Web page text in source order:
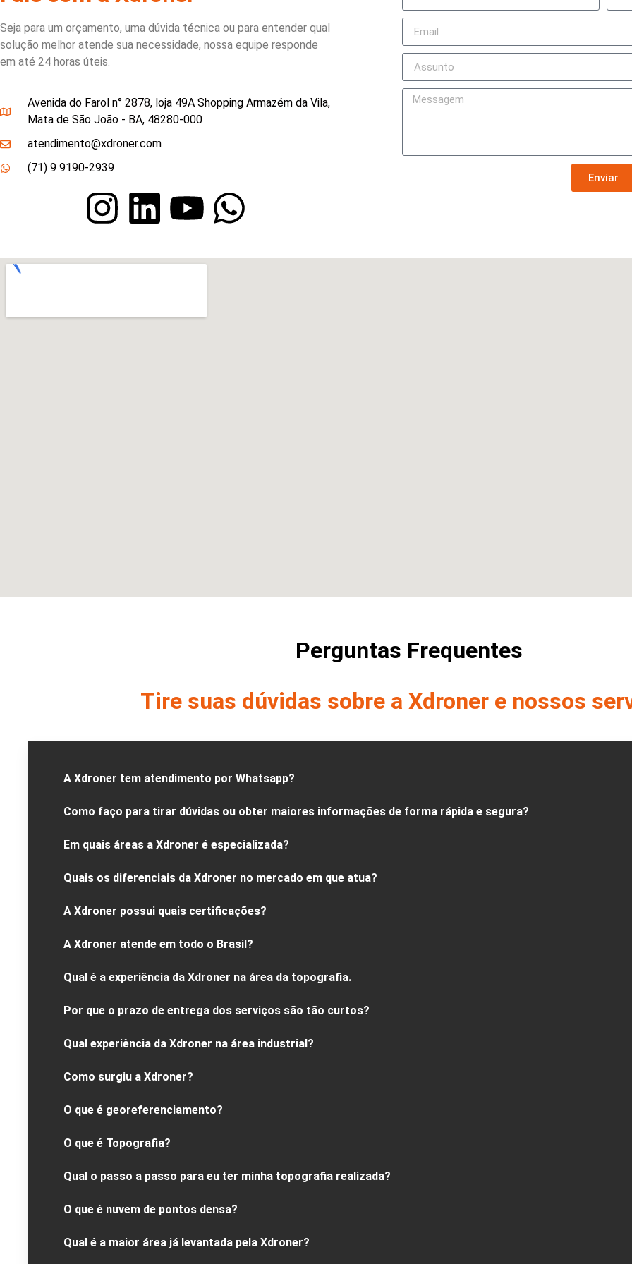
Seja para um orçamento, uma dúvida técnica ou para entender qual
solução melhor atende sua necessidade, nossa equipe responde
em até 24 horas úteis.
Avenida do Farol n° 2878, loja 49A Shopping Armazém da Vila,
Mata de São João - BA, 48280-000
atendimento@xdroner.com
(71) 9 9190-2939
Enviar
Perguntas Frequentes
Tire suas dúvidas sobre a Xdroner e nossos
A Xdroner tem atendimento por Whatsapp?
Como faço para tirar dúvidas ou obter maiores informações de forma rápida e segura?
Em quais áreas a Xdroner é especializada?
Quais os diferenciais da Xdroner no mercado em que atua?
A Xdroner possui quais certificações?
A Xdroner atende em todo o Brasil?
Qual é a experiência da Xdroner na área da topografia.
Por que o prazo de entrega dos serviços são tão curtos?
Qual experiência da Xdroner na área industrial?
Como surgiu a Xdroner?
O que é georeferenciamento?
O que é Topografia?
Qual o passo a passo para eu ter minha topografia realizada?
O que é nuvem de pontos densa?
Qual é a maior área já levantada pela Xdroner?